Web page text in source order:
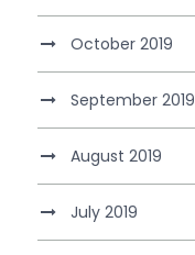
October 2019
September 2019
August 2019
July 2019